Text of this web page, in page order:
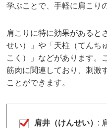
学ぶことで、手軽に肩こり
肩こりに特に効果があると
せい）」や「天柱（てんち
こく）」などがあります。
筋肉に関連しており、刺激
ことができます。
肩井（けんせい） :